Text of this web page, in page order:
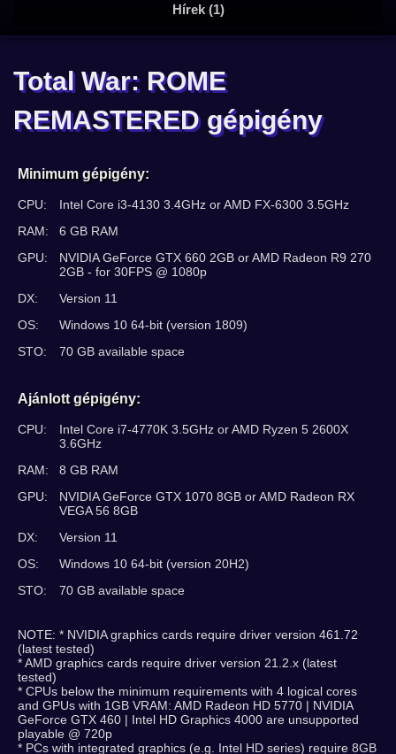
Hírek (1)
Total War: ROME
REMASTERED gépigény
Minimum gépigény:
CPU:
Intel Core i3-4130 3.4GHz or AMD FX-6300 3.5GHz
RAM:
6 GB RAM
GPU:
NVIDIA GeForce GTX 660 2GB or AMD Radeon R9 270
2GB - for 30FPS @ 1080p
DX:
Version 11
OS:
Windows 10 64-bit (version 1809)
STO:
70 GB available space
Ajánlott gépigény:
CPU:
Intel Core i7-4770K 3.5GHz or AMD Ryzen 5 2600X
3.6GHz
RAM:
8 GB RAM
GPU:
NVIDIA GeForce GTX 1070 8GB or AMD Radeon RX
VEGA 56 8GB
DX:
Version 11
OS:
Windows 10 64-bit (version 20H2)
STO:
70 GB available space
NOTE: * NVIDIA graphics cards require driver version 461.72
(latest tested)
* AMD graphics cards require driver version 21.2.x (latest
tested)
* CPUs below the minimum requirements with 4 logical cores
and GPUs with 1GB VRAM: AMD Radeon HD 5770 | NVIDIA
GeForce GTX 460 | Intel HD Graphics 4000 are unsupported
playable @ 720p
* PCs with integrated graphics (e.g. Intel HD series) require 8GB